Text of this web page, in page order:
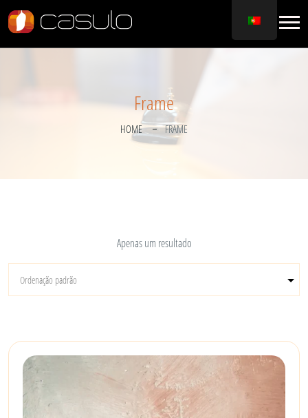
Frame
HOME FRAME
Apenas um resultado